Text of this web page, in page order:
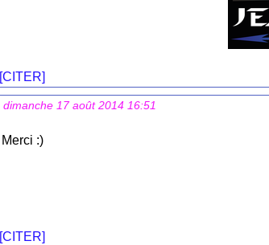
[CITER]
dimanche 17 août 2014 16:51
Merci :)
[CITER]